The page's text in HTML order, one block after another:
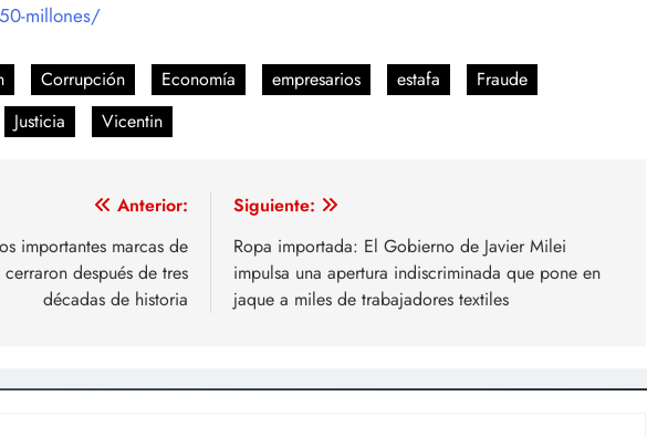
millones/
Corrupción Economía empresarios estafa
Fraude
Justicia Vicentin
Anterior:
importantes marcas de
después de tres
décadas de historia
Siguiente:
Ropa importada: El Gobierno de Javier Milei
impulsa una apertura indiscriminada que pone en
jaque a miles de trabajadores textiles